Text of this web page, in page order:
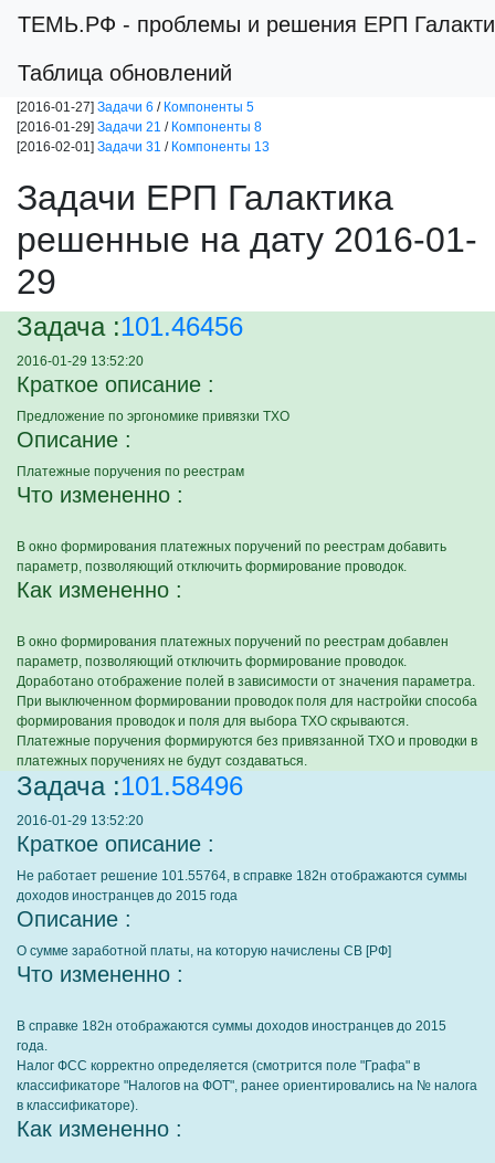
ТЕМЬ.РФ - проблемы и решения ЕРП
Таблица обновлений
[2016-01-27] Задачи 6 / Компоненты 5
[2016-01-29] Задачи 21 / Компоненты 8
[2016-02-01] Задачи 31 / Компоненты 13
Задачи ЕРП Галактика
решенные на дату 2016-01-
29
Задача :101.46456
2016-01-29 13:52:20
Краткое описание :
Предложение по эргономике привязки ТХО
Описание :
Платежные поручения по реестрам
Что измененно :
В окно формирования платежных поручений по реестрам добавить
параметр, позволяющий отключить формирование проводок.
Как измененно :
В окно формирования платежных поручений по реестрам добавлен
параметр, позволяющий отключить формирование проводок.
Доработано отображение полей в зависимости от значения параметра.
При выключенном формировании проводок поля для настройки способа
формирования проводок и поля для выбора ТХО скрываются.
Платежные поручения формируются без привязанной ТХО и проводки в
платежных поручениях не будут создаваться.
Задача :101.58496
2016-01-29 13:52:20
Краткое описание :
Не работает решение 101.55764, в справке 182н отображаются суммы
доходов иностранцев до 2015 года
Описание :
О сумме заработной платы, на которую начислены СВ [РФ]
Что измененно :
В справке 182н отображаются суммы доходов иностранцев до 2015
года.
Налог ФСС корректно определяется (смотрится поле "Графа" в
классификаторе "Налогов на ФОТ", ранее ориентировались на № налога
в классификаторе).
Как измененно :